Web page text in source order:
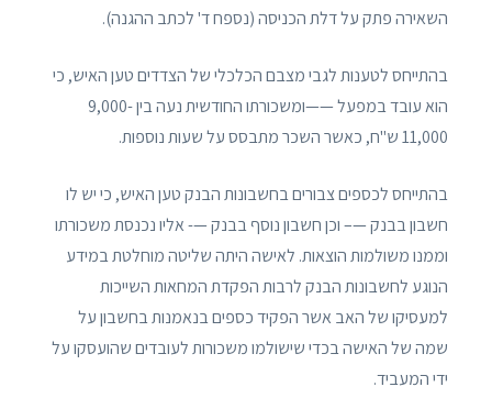
השאירה פתק על דלת הכניסה (נספח ד' לכתב ההגנה).
בהתייחס לטענות לגבי מצבם הכלכלי של הצדדים טען האיש, כי
הוא עובד במפעל ——ומשכורתו החודשית נעה בין 9,000-
11,000 ש"ח, כאשר השכר מתבסס על שעות נוספות.
בהתייחס לכספים צבורים בחשבונות הבנק טען האיש, כי יש לו
חשבון בבנק —– וכן חשבון נוסף בבנק —- אליו נכנסת משכורתו
וממנו משולמות הוצאות. לאישה היתה שליטה מוחלטת במידע
הנוגע לחשבונות הבנק לרבות הפקדת המחאות השייכות
למעסיקו של האב אשר הפקיד כספים בנאמנות בחשבון על
שמה של האישה בכדי שישולמו משכורות לעובדים שהועסקו על
ידי המעביד.